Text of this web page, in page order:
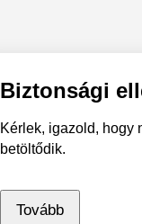
Biztonsági
Kérlek, igazold, hogy
betöltődik.
Tovább